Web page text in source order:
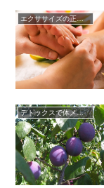
エクササイズの正しい知識☆
デトックスで体メンテナンス